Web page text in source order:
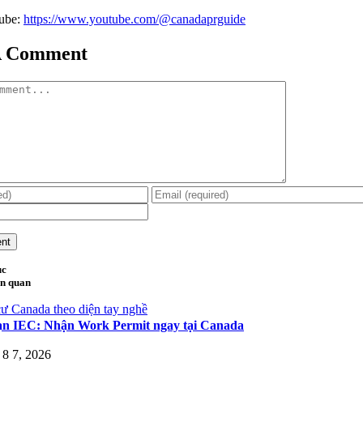
https://www.youtube.com/@canadaprguide
Comment
quan
Canada theo diện tay nghề
IEC: Nhận Work Permit ngay tại Canada
7, 2026